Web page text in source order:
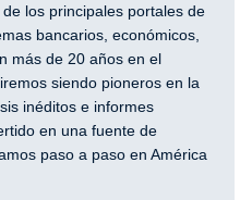
los principales portales de
bancarios, económicos,
más de 20 años en el
siendo pioneros en la
inéditos e informes
en una fuente de
paso a paso en América